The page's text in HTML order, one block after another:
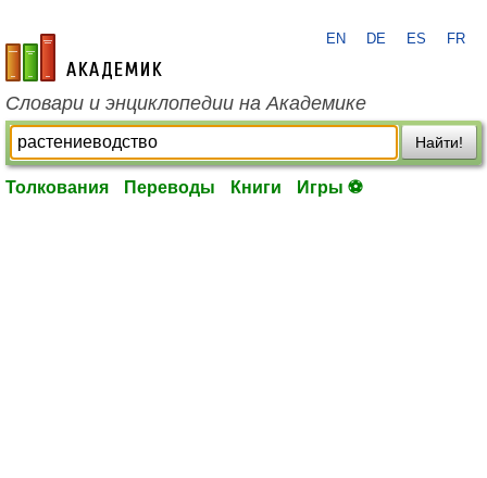
academic.ru
EN DE ES FR
Словари и энциклопедии на Академике
Найти!
Толкования Переводы Книги Игры ⚽